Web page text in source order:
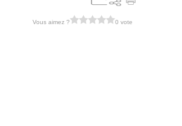
Vous aimez ? 0 vote